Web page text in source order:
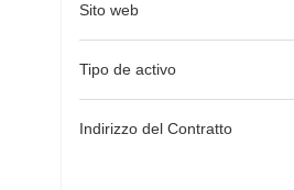
Sito web
Tipo de activo
Indirizzo del Contratto